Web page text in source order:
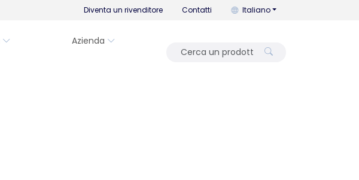
Diventa un rivenditore Contatti Puoi cambiare la lingua con
Italiano
Azienda